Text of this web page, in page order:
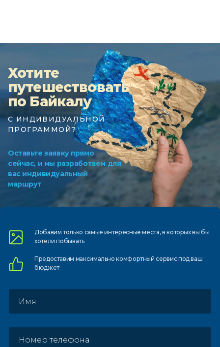
Хотите
путешествовать
по Байкалу
С ИНДИВИДУАЛЬНОЙ
ПРОГРАММОЙ?
Оставьте заявку прямо
сейчас, и мы разработаем для
вас индивидуальный
маршрут
Добавим только самыеинтересные места, в которыхвы бы
хотели побывать
Предоставим максимально комфортныйсервис под ваш
бюджет